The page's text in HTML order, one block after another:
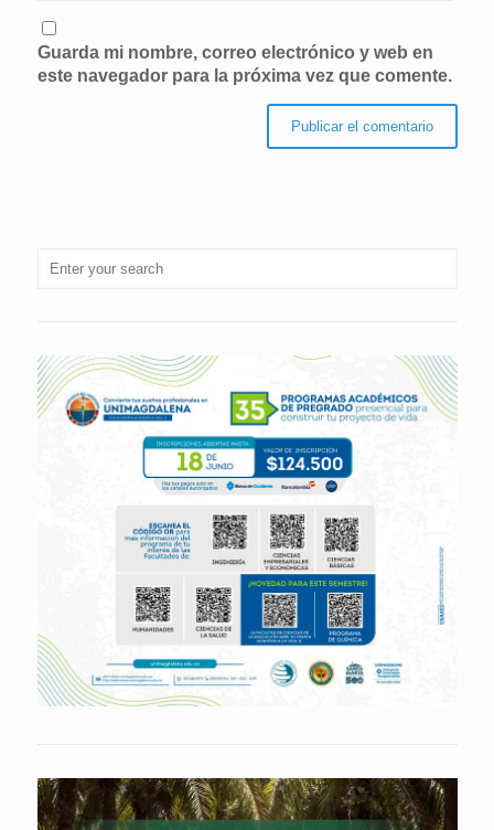
Guarda mi nombre, correo electrónico y web en
este navegador para la próxima vez que comente.